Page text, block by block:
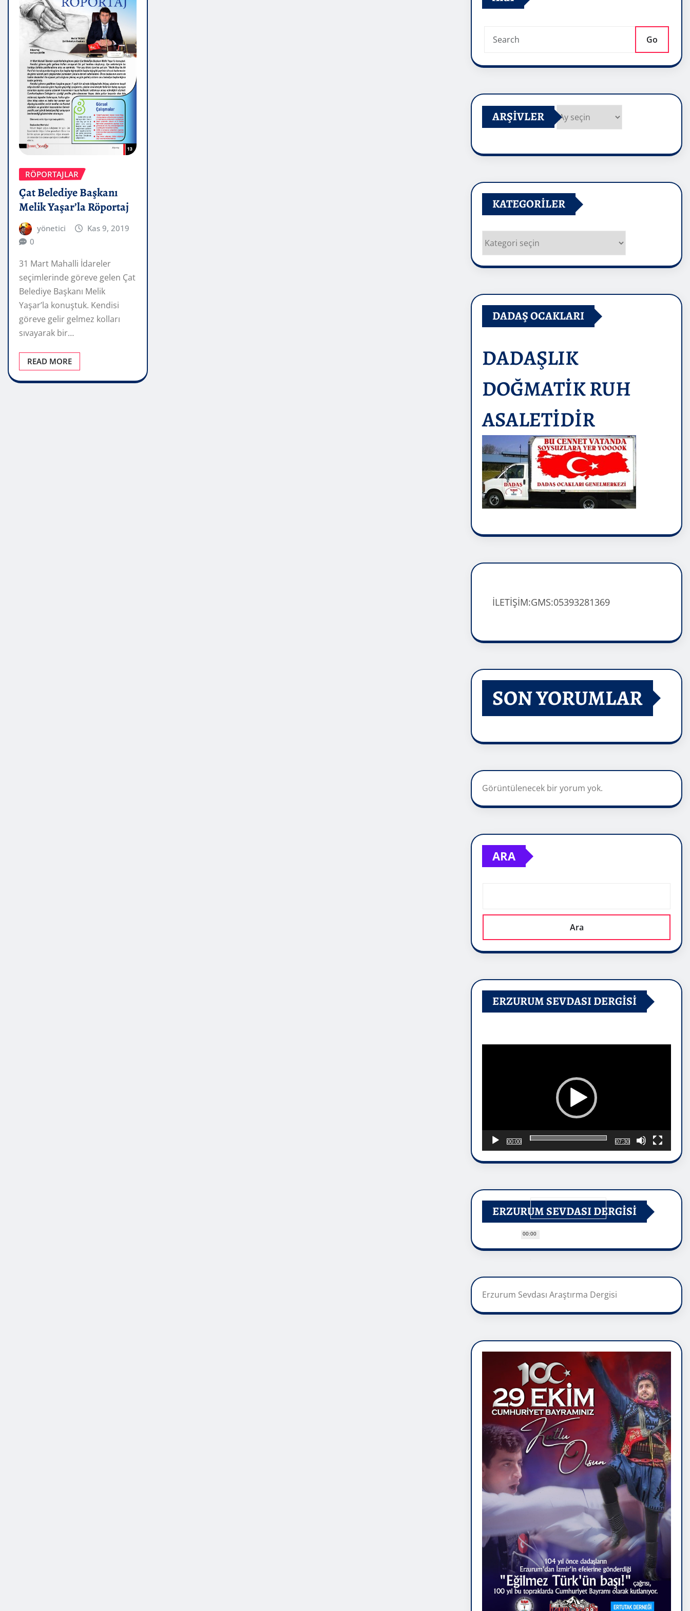
RÖPORTAJLAR
Çat Belediye Başkanı
Melik Yaşar’la Röportaj
yönetici
Kas 9, 2019
0
31 Mart Mahalli İdareler
seçimlerinde göreve gelen Çat
Belediye Başkanı Melik
Yaşar’la konuştuk. Kendisi
göreve gelir gelmez kolları
sıvayarak bir…
READ MORE
Go
ARŞIVLER
KATEGORILER
Kategoriler
DADAŞ OCAKLARI
DADAŞLIK
DOĞMATİK RUH
ASALETİDİR
İLETİŞİM:GMS:05393281369
SON YORUMLAR
Görüntülenecek bir yorum yok.
ARA
Ara
ERZURUM SEVDASI DERGİSİ
00:00
00:00
07:30
ERZURUM SEVDASI DERGİSİ
Erzurum Sevdası Araştırma Dergisi